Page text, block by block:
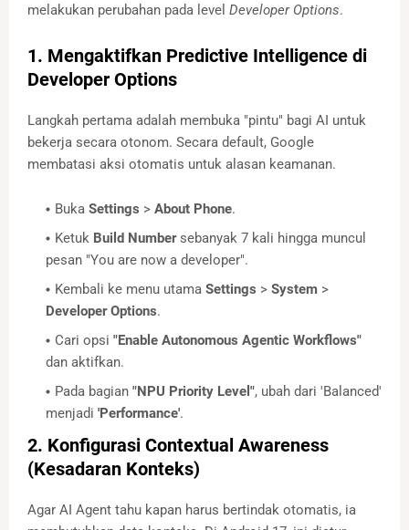
melakukan perubahan pada level Developer Options.
1. Mengaktifkan Predictive Intelligence di
Developer Options
Langkah pertama adalah membuka "pintu" bagi AI untuk
bekerja secara otonom. Secara default, Google
membatasi aksi otomatis untuk alasan keamanan.
Buka Settings > About Phone.
Ketuk Build Numbersebanyak 7 kali hingga muncul
pesan "You are now a developer".
Kembali ke menu utama Settings > System >
Developer Options.
Cari opsi "Enable Autonomous Agentic Workflows"
dan aktifkan.
Pada bagian "NPU Priority Level", ubah dari 'Balanced'
menjadi 'Performance'.
2. Konfigurasi Contextual Awareness
(Kesadaran Konteks)
Agar AI Agent tahu kapan harus bertindak otomatis, ia